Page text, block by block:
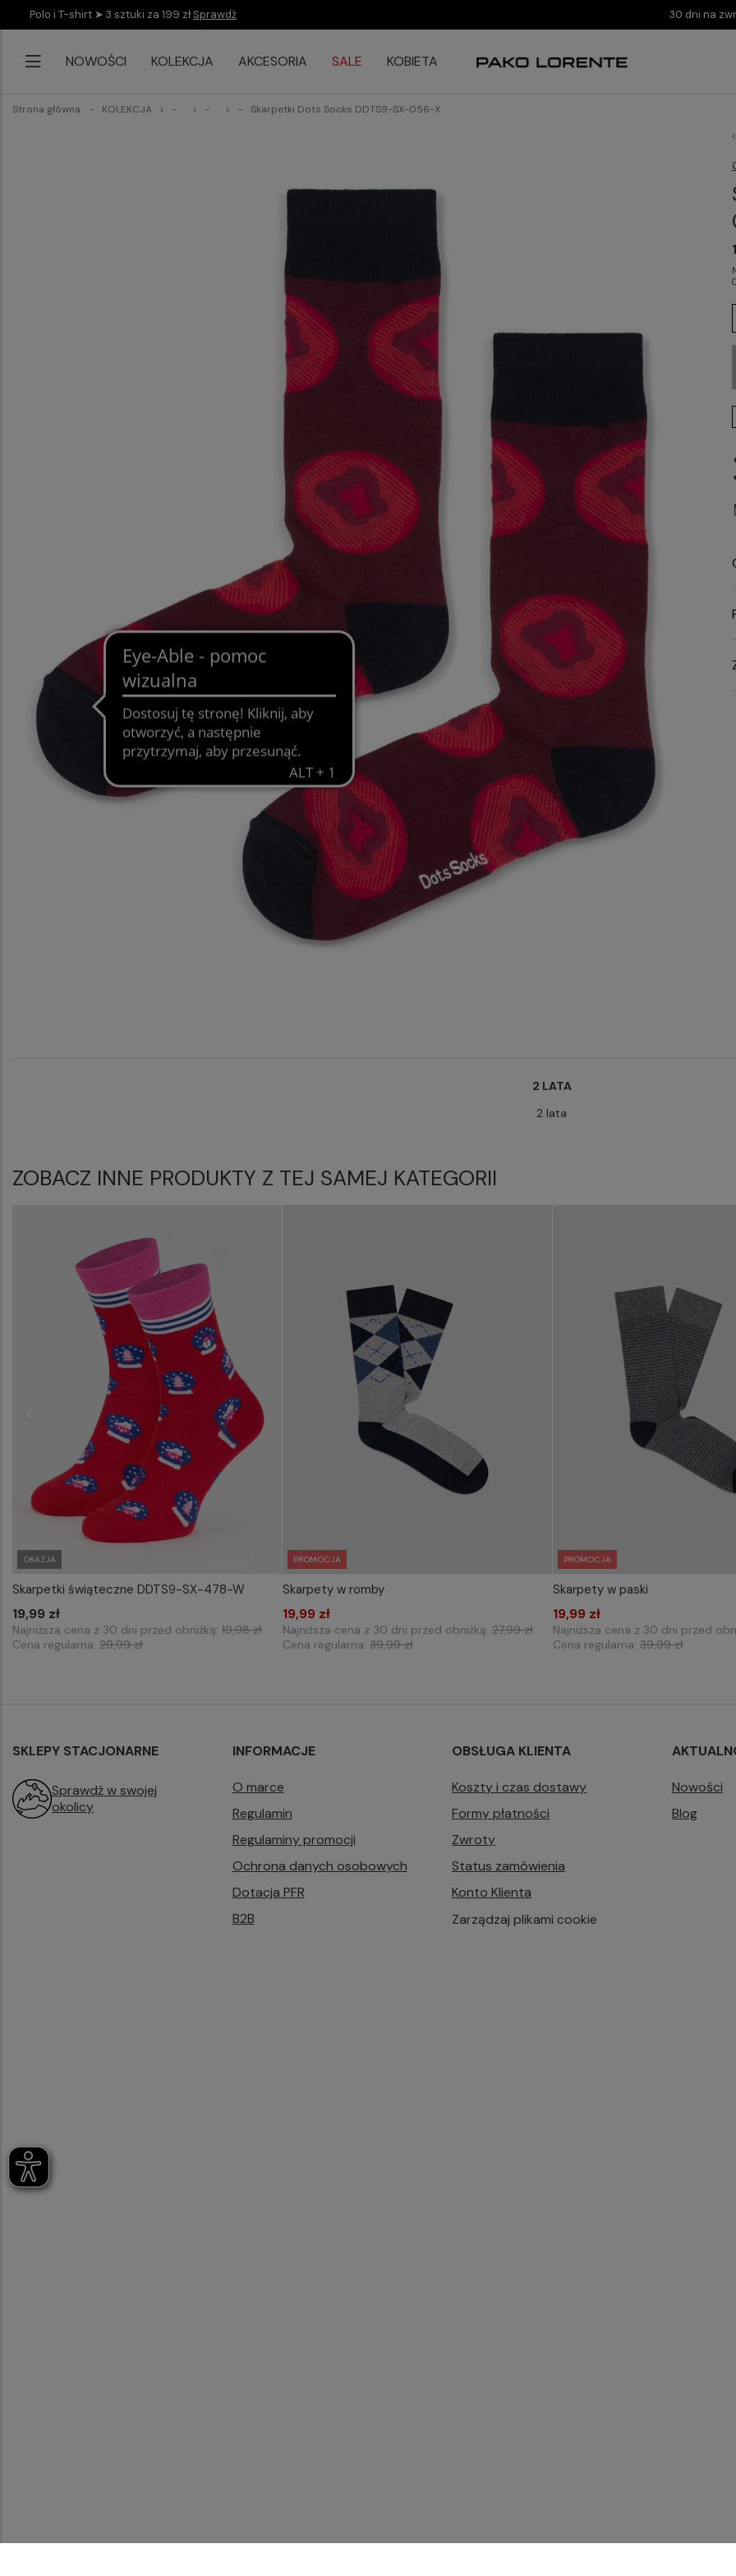
Polo i T-shirt ➤ 3 sztuki za 199 zł Sprawdź 30 dni na
NOWOŚCI KOLEKCJA AKCESORIA SALE KOBIETA
Strona główna KOLEKCJA
Skarpetki Dots Socks DDTS9-SX-056-X
2 LATA
2 lata
ZOBACZ INNE PRODUKTY Z TEJ SAMEJ KATEGORII
OKAZJA
WYBIERZ ROZMIAR DO KOSZYKA
Skarpetki świąteczne DDTS9-SX-478-W
19,99 zł
Najniższa cena z 30 dni przed obniżką: 19,98 zł
Cena regularna: 29,99 zł
PROMOCJA
WYBIERZ ROZMIAR DO KOSZYKA
Skarpety w romby
19,99 zł
Najniższa cena z 30 dni przed obniżką: 27,99 zł
Cena regularna: 39,99 zł
PROMOCJA
WYBIERZ ROZMIAR DO
Skarpety w paski
19,99 zł
Najniższa cena z 30 dni przed
Cena regularna:39,99 zł
SKLEPY STACJONARNE
Sprawdź w swojej
okolicy
INFORMACJE
O marce
Regulamin
Regulaminy promocji
Ochrona danych osobowych
Dotacja PFR
B2B
OBSŁUGA KLIENTA
Koszty i czas dostawy
Formy płatności
Zwroty
Status zamówienia
Konto Klienta
Zarządzaj plikami cookie
Nowości
Blog